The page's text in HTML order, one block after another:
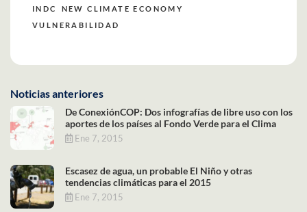
INDC
NEW CLIMATE ECONOMY
VULNERABILIDAD
Noticias anteriores
De ConexiónCOP: Dos infografías de libre uso con los
aportes de los países al Fondo Verde para el Clima
Ene 7, 2015
Escasez de agua, un probable El Niño y otras
tendencias climáticas para el 2015
Ene 7, 2015